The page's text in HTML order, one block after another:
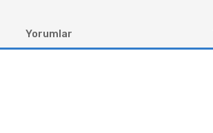
Yorumlar